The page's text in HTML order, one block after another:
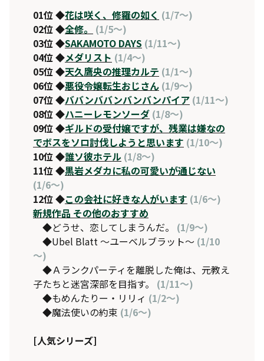
01位 ◆花は咲く、修羅の如く (1/7～)
02位 ◆全修。
(1/5～)
03位 ◆SAKAMOTO DAYS (1/11～)
04位 ◆メダリスト (1/4～)
05位 ◆天久鷹央の推理カルテ (1/1～)
06位 ◆悪役令嬢転生おじさん (1/9～)
07位 ◆ババンババンバンバンパイア (1/11～)
08位 ◆ハニーレモンソーダ (1/8～)
09位 ◆ギルドの受付嬢ですが、残業は嫌なの
でボスをソロ討伐しようと思います (1/10～)
10位 ◆誰ソ彼ホテル (1/8～)
11位 ◆黒岩メダカに私の可愛いが通じない
(1/6～)
12位 ◆この会社に好きな人がいます (1/6～)
新規作品 その他のおすすめ
◆どうせ、恋してしまうんだ。
(1/9～)
◆Ubel Blatt 〜ユーベルブラット〜 (1/10
～)
◆Ａランクパーティを離脱した俺は、元教え
子たちと迷宮深部を目指す。
(1/11～)
◆もめんたりー・リリィ (1/2～)
◆魔法使いの約束 (1/6～)
[人気シリーズ]